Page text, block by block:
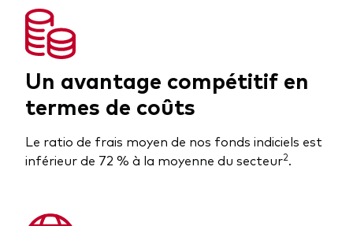
Un avantage compétitif en
termes de coûts
Le ratio de frais moyen de nos fonds indiciels est
inférieur de 72 % à la moyenne du secteur2.